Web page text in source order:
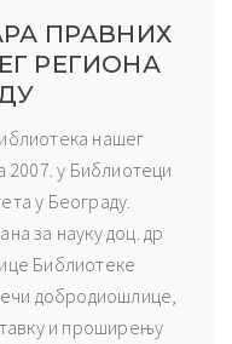
ПРАВНИХ
РЕГИОНА
нашег
2007. у Библиотеци
у Београду.
за науку доц. др
Библиотеке
добродиошлице,
и проширењу